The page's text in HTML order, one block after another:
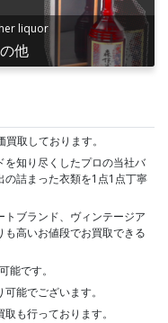
liquor
他
取しております。
を知り尽くしたプロの当社バ
の詰まった衣類を1点1点丁寧
ブランド、ヴィンテージア
高いお値段でお買取できる
能です。
能でございます。
も行っております。